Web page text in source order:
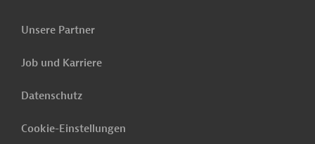
Unsere Partner
Job und Karriere
Datenschutz
Cookie-Einstellungen